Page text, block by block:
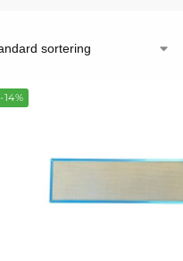
-14%